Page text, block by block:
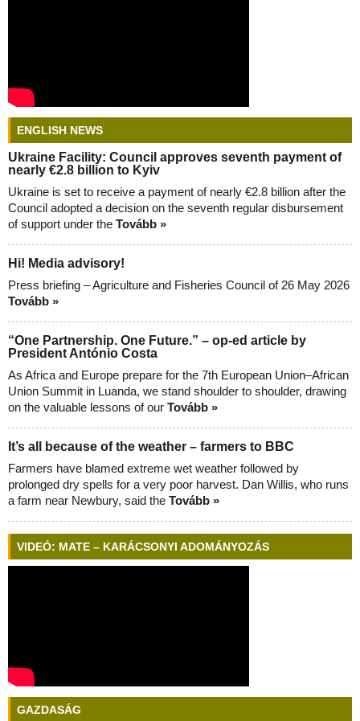
ENGLISH NEWS
Ukraine Facility: Council approves seventh payment of
nearly €2.8 billion to Kyiv
Ukraine is set to receive a payment of nearly €2.8 billion after the
Council adopted a decision on the seventh regular disbursement
of support under the Tovább »
Hi! Media advisory!
Press briefing – Agriculture and Fisheries Council of 26 May 2026
Tovább »
“One Partnership. One Future.” – op-ed article by
President António Costa
As Africa and Europe prepare for the 7th European Union–African
Union Summit in Luanda, we stand shoulder to shoulder, drawing
on the valuable lessons of our Tovább »
It’s all because of the weather – farmers to BBC
Farmers have blamed extreme wet weather followed by
prolonged dry spells for a very poor harvest. Dan Willis, who runs
a farm near Newbury, said the Tovább »
VIDEÓ: MATE – KARÁCSONYI ADOMÁNYOZÁS
GAZDASÁG